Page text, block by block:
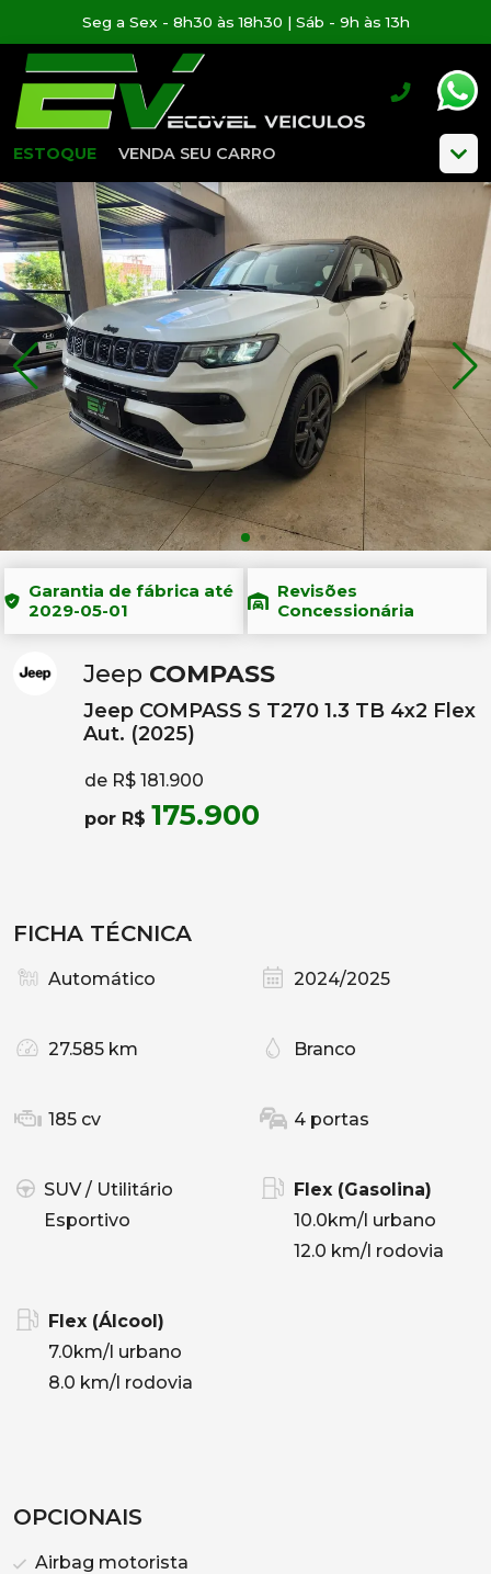
Seg a Sex - 8h30 às 18h30 | Sáb - 9h às 13h
ESTOQUE VENDA SEU CARRO
Garantia de fábrica até
2029-05-01
Revisões
Concessionária
Jeep COMPASS
Jeep COMPASS S T270 1.3 TB 4x2 Flex
Aut. (2025)
de R$ 181.900
por R$ 175.900
FICHA TÉCNICA
Automático 2024/2025
27.585 km Branco
185 cv 4 portas
SUV / Utilitário
Esportivo
Flex (Gasolina)
10.0km/l urbano
12.0 km/l rodovia
Flex (Álcool)
7.0km/l urbano
8.0 km/l rodovia
OPCIONAIS
Airbag motorista